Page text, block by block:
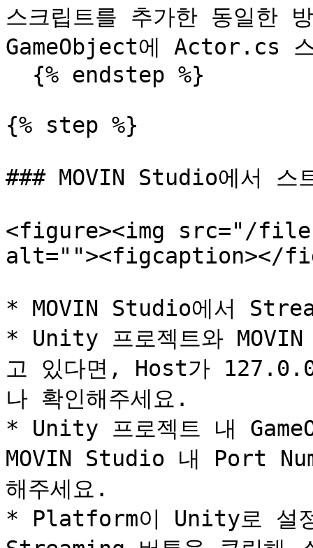
스크립트를 추가한 동일한
GameObject에 Actor.cs 스
{% step %}
### MOVIN Studio에서 스
<figure><img src="/files/
alt=""><figcaption></
* MOVIN Studio에서
* Unity 프로젝트와
고 있다면, Host가
나 확인해주세요.
* Unity 프로젝트 내
MOVIN Studio 내 Port
해주세요.
* Platform이 Unity로 설